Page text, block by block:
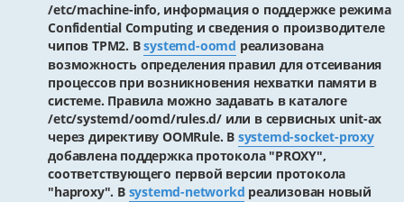
/etc/machine-info, информация о поддержке режима
Confidential Computing и сведения о производителе
чипов TPM2. Вsystemd-oomd реализована
возможность определения правил для отсеивания
процессов при возникновения нехватки памяти в
системе. Правила можно задавать в каталоге
/etc/systemd/oomd/rules.d/ или в сервисных unit-ах
через директиву OOMRule. В systemd-socket-proxy
добавлена поддержка протокола "PROXY",
соответствующего первой версии протокола
"haproxy". В systemd-networkd реализован новый